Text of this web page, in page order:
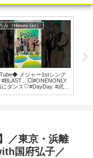
み（Hiromi Go）
メジャー1stシング
#BLAST」💥#ONENONLY
にダンス🤍#DayDay. #武田
／東京・浜離
国府弘子／